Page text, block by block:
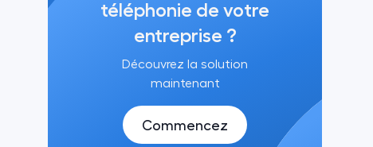
téléphonie de votre
entreprise ?
Découvrez la solution
maintenant
Commencez